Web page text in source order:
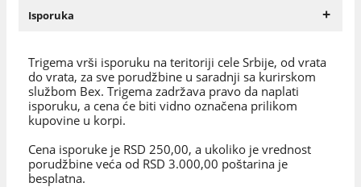
Isporuka +
Trigema vrši isporuku na teritoriji cele Srbije, od vrata
do vrata, za sve porudžbine u saradnji sa kurirskom
službom Bex. Trigema zadržava pravo da naplati
isporuku, a cena će biti vidno označena prilikom
kupovine u korpi.
Cena isporuke je RSD 250,00, a ukoliko je vrednost
porudžbine veća od RSD 3.000,00 poštarina je
besplatna.